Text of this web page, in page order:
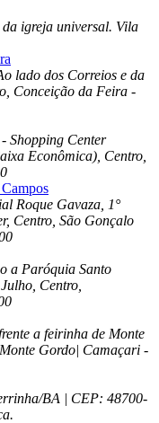
da igreja universal. Vila
lado dos Correios e da
Conceição da Feira -
Shopping Center
Econômica), Centro,
Roque Gavaza, 1°
Centro, São Gonçalo
a Paróquia Santo
Centro,
a feirinha de Monte
Gordo| Camaçari -
BA | CEP: 48700-